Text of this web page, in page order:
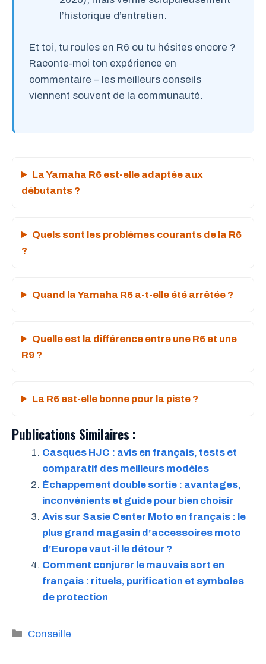
l’historique d’entretien.
Et toi, tu roules en R6 ou tu hésites encore ?
Raconte-moi ton expérience en
commentaire – les meilleurs conseils
viennent souvent de la communauté.
La Yamaha R6 est-elle adaptée aux
débutants ?
Quels sont les problèmes courants de la R6
?
Quand la Yamaha R6 a-t-elle été arrêtée ?
Quelle est la différence entre une R6 et une
R9 ?
La R6 est-elle bonne pour la piste ?
Publications Similaires :
Casques HJC : avis en français, tests et
comparatif des meilleurs modèles
Échappement double sortie : avantages,
inconvénients et guide pour bien choisir
Avis sur Sasie Center Moto en français : le
plus grand magasin d’accessoires moto
d’Europe vaut-il le détour ?
Comment conjurer le mauvais sort en
français : rituels, purification et symboles
de protection
Catégories
Conseille